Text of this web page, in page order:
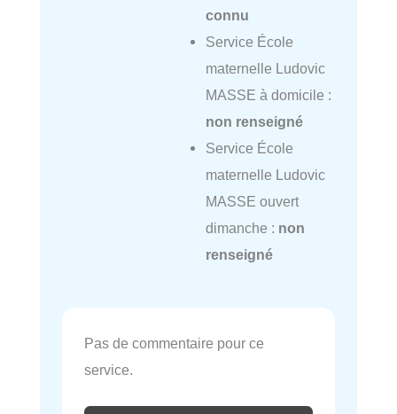
connu
Service École
maternelle Ludovic
MASSE à domicile :
non renseigné
Service École
maternelle Ludovic
MASSE ouvert
dimanche : non
renseigné
Pas de commentaire pour ce
service.